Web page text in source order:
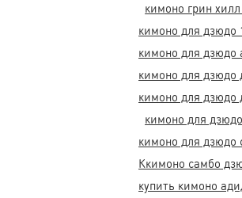
кимоно грин
кимоно для дзюдо
кимоно для дзюдо
кимоно для дзюдо
кимоно для дзюдо
кимоно для
кимоно для дзюдо
Ккимоно самбо
купить кимоно